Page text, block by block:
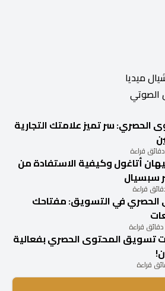
ميديا
الصوتي
الحصري: سر تميز علامتك التجارية
أتاغول وكيفية الاستفادة من
سبسيال
الحصري في التسويق: مفتاحك
تسويق المحتوى الحصري بفعالية